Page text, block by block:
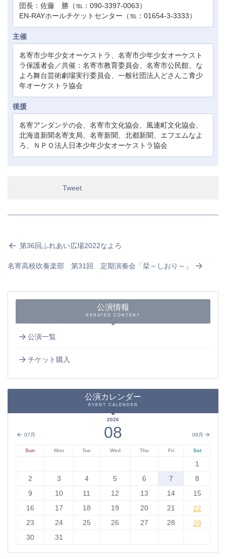
団長：佐藤 勝（℡：090-3397-0063）
EN-RAYホールチケットセンター（℡：01654-3-3333）
主催
名寄市少年少女オーケストラ、名寄市少年少女オーケスト
ラ保護者会／共催：名寄市教育委員会、名寄市公民館、な
よろ舞台芸術劇場実行委員会、一般社団法人どさんこ青少
年オーケストラ協会
後援
名寄アンダンテの会、名寄市文化協会、風連町文化協会、
北海道新聞名寄支局、名寄新聞、北都新聞、エフエムなよ
ろ、ＮＰＯ法人日本少年少女オーケストラ協会
Tweet
第36回ふれあい広場2022なよろ
名寄高校吹奏楽部 第31回 定期演奏会「栞～しおり～」
公演情報
RERATED CONTENT
公演一覧
チケット購入
公演カレンダー
EVENT CALENDER
07月 09月
2026
08
Sun Mon Tue Wed Thu Fri Sat
1
2
3 4 5 6 7
8
9
10 11 12 13 14
15
16
17 18 19 20 21 22
22
23
24 25 26 27 28 29
29
30
31